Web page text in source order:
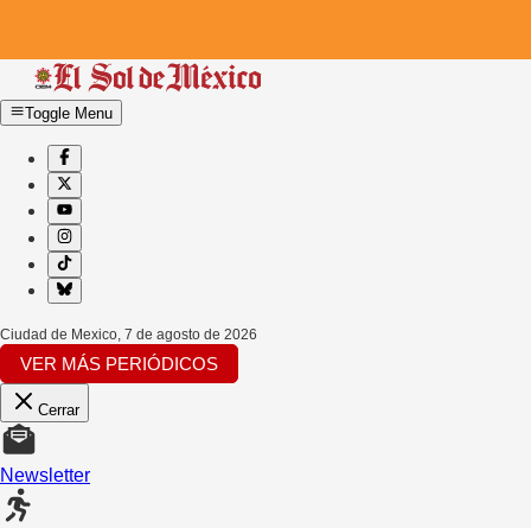
Toggle Menu
Ciudad de Mexico, 7 de agosto de 2026
VER MÁS PERIÓDICOS
Cerrar
Newsletter